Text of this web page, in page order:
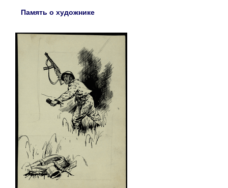
Память о художнике